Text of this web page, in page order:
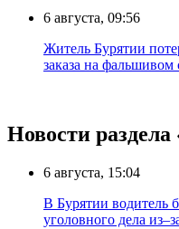
6 августа, 09:56
Житель Бурятии
заказа на фальшивом
Новости
6 августа, 15:04
В Бурятии водитель
уголовного дела